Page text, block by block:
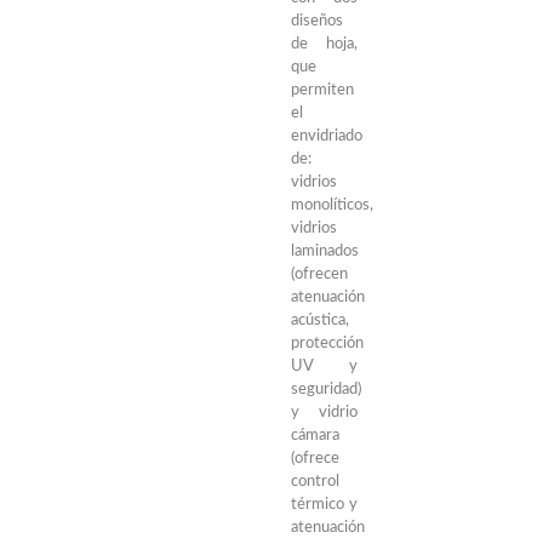
diseños
de hoja,
que
permiten
el
envidriado
de:
vidrios
monolíticos,
vidrios
laminados
(ofrecen
atenuación
acústica,
protección
UV y
seguridad)
y vidrio
cámara
(ofrece
control
térmico y
atenuación